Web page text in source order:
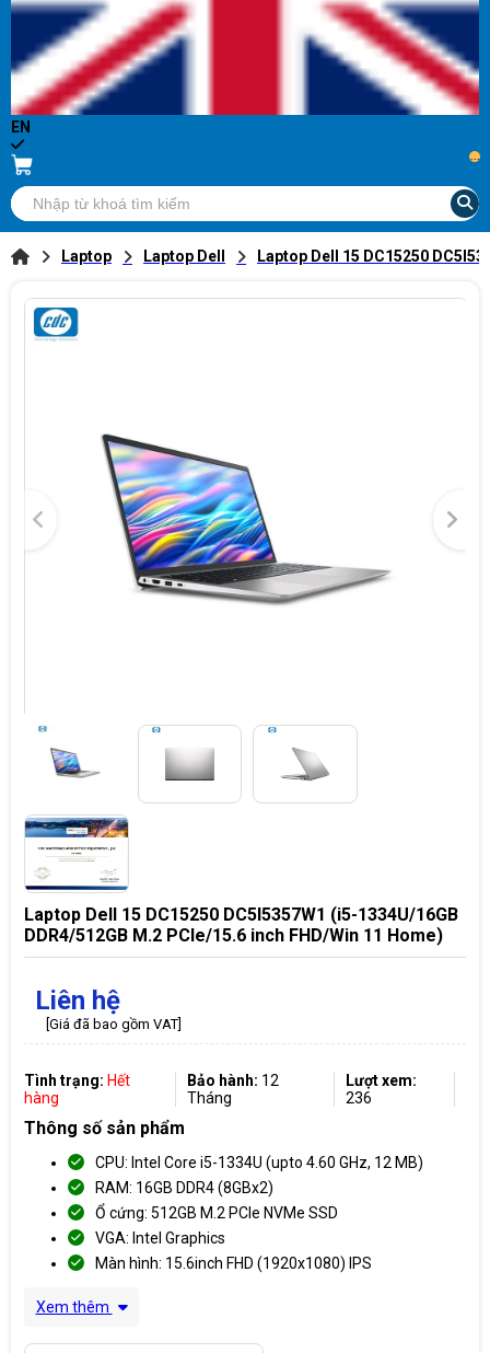
EN
...
Laptop Laptop Dell Laptop Dell 15 DC15250
Laptop Dell 15 DC15250 DC5I5357W1 (i5-1334U/16GB
DDR4/512GB M.2 PCIe/15.6 inch FHD/Win 11 Home)
Liên hệ
[Giá đã bao gồm VAT]
Tình trạng: Hết
hàng
Bảo hành: 12
Tháng
Lượt xem:
236
Thông số sản phẩm
CPU: Intel Core i5-1334U (upto 4.60 GHz, 12 MB)
RAM: 16GB DDR4 (8GBx2)
Ổ cứng: 512GB M.2 PCIe NVMe SSD
VGA: Intel Graphics
Màn hình: 15.6inch FHD (1920x1080) IPS
Xem thêm